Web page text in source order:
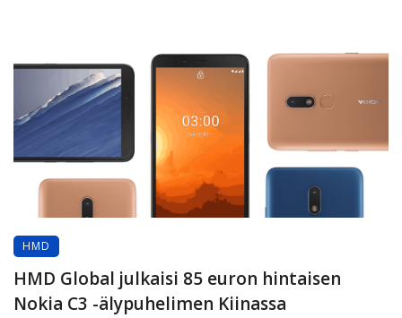
HMD
HMD Global julkaisi 85 euron hintaisen
Nokia C3 -älypuhelimen Kiinassa